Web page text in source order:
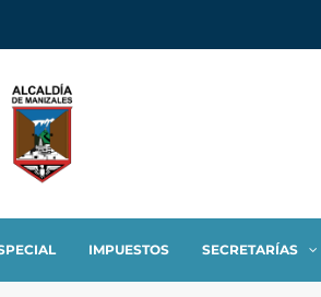
IMPUESTOS SECRETARÍAS